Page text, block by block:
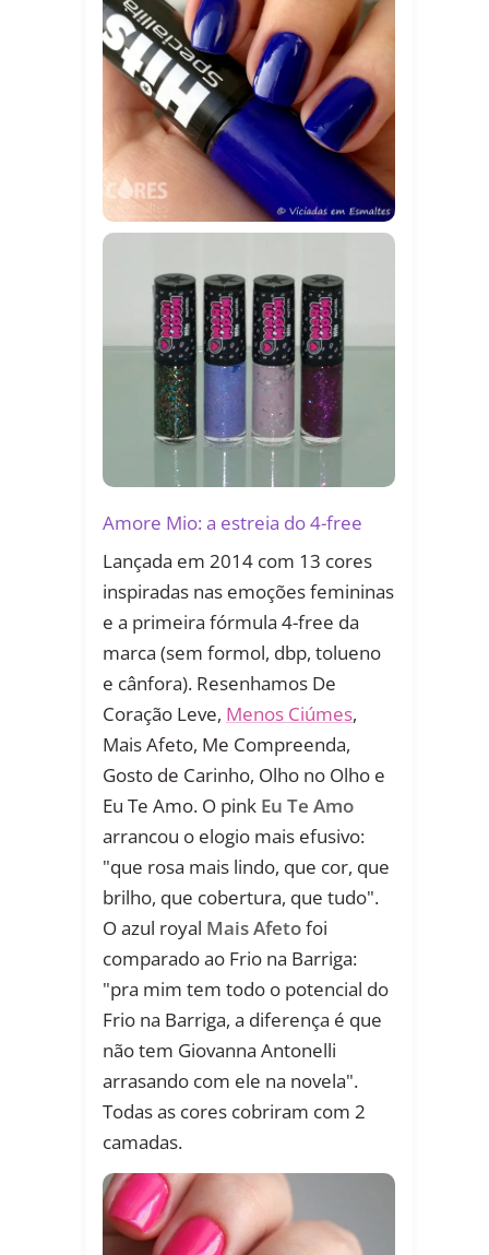
Amore Mio: a estreia do 4-free
Lançada em 2014 com 13 cores
inspiradas nas emoções femininas
e a primeira fórmula 4-free da
marca (sem formol, dbp, tolueno
e cânfora). Resenhamos De
Coração Leve, Menos Ciúmes,
Mais Afeto, Me Compreenda,
Gosto de Carinho, Olho no Olho e
Eu Te Amo. O pink Eu Te Amo
arrancou o elogio mais efusivo:
"que rosa mais lindo, que cor, que
brilho, que cobertura, que tudo".
O azul royal Mais Afetofoi
comparado ao Frio na Barriga:
"pra mim tem todo o potencial do
Frio na Barriga, a diferença é que
não tem Giovanna Antonelli
arrasando com ele na novela".
Todas as cores cobriram com 2
camadas.